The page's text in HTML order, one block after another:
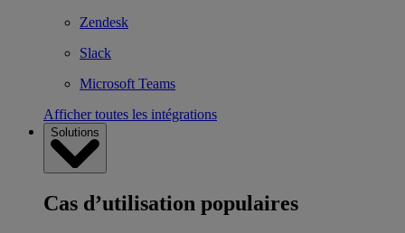
Zendesk
Slack
Microsoft Teams
Afficher toutes les intégrations
Solutions
Cas d’utilisation populaires